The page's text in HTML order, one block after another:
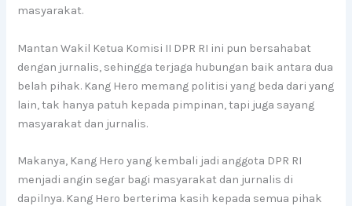
masyarakat.
Mantan Wakil Ketua Komisi II DPR RI ini pun bersahabat
dengan jurnalis, sehingga terjaga hubungan baik antara dua
belah pihak. Kang Hero memang politisi yang beda dari yang
lain, tak hanya patuh kepada pimpinan, tapi juga sayang
masyarakat dan jurnalis.
Makanya, Kang Hero yang kembali jadi anggota DPR RI
menjadi angin segar bagi masyarakat dan jurnalis di
dapilnya. Kang Hero berterima kasih kepada semua pihak